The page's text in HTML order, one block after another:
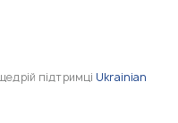
підтримці Ukrainian